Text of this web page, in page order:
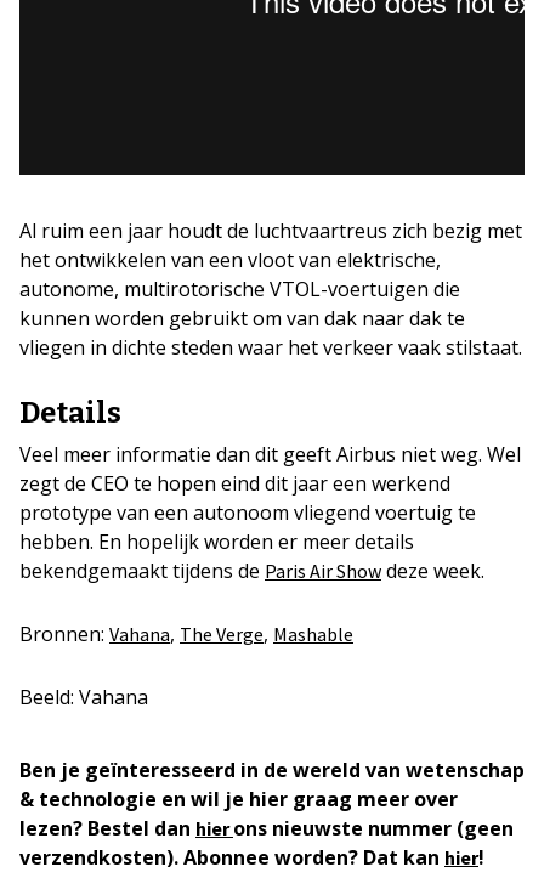
Al ruim een jaar houdt de luchtvaartreus zich bezig met
het ontwikkelen van een vloot van elektrische,
autonome, multirotorische VTOL-voertuigen die
kunnen worden gebruikt om van dak naar dak te
vliegen in dichte steden waar het verkeer vaak stilstaat.
Details
Veel meer informatie dan dit geeft Airbus niet weg. Wel
zegt de CEO te hopen eind dit jaar een werkend
prototype van een autonoom vliegend voertuig te
hebben. En hopelijk worden er meer details
bekendgemaakt tijdens de Paris Air Show deze week.
Bronnen: Vahana, The Verge, Mashable
Beeld: Vahana
Ben je geïnteresseerd in de wereld van wetenschap
& technologie en wil je hier graag meer over
lezen? Bestel dan hierons nieuwste nummer (geen
verzendkosten). Abonnee worden? Dat kan hier!